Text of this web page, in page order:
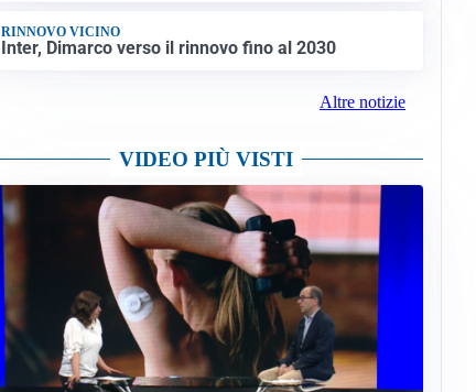
RINNOVO VICINO
Inter, Dimarco verso il rinnovo fino al 2030
Altre notizie
VIDEO PIÙ VISTI